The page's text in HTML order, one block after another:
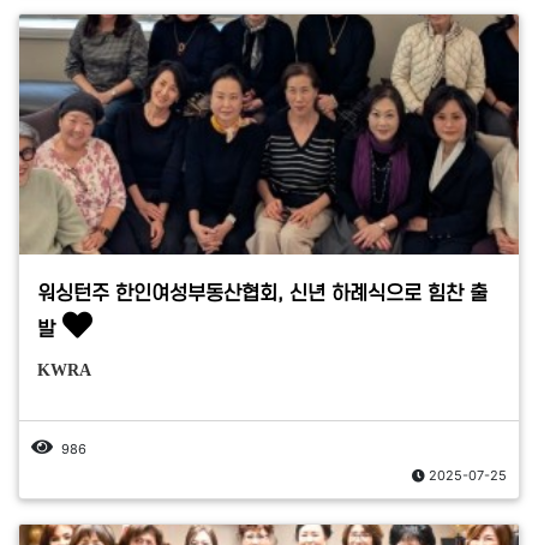
워싱턴주 한인여성부동산협회, 신년 하례식으로 힘찬 출
발
KWRA
986
2025-07-25